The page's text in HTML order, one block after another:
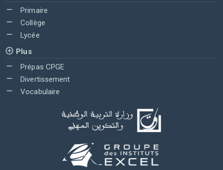
Primaire
Collège
Lycée
Plus
Prépas CPGE
Divertissement
Vocabulaire